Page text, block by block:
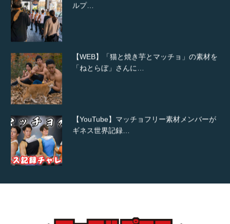
ルプ…
【WEB】「猫と焼き芋とマッチョ」の素材を
「ねとらぼ」さんに…
【YouTube】マッチョフリー素材メンバーが
ギネス世界記録…